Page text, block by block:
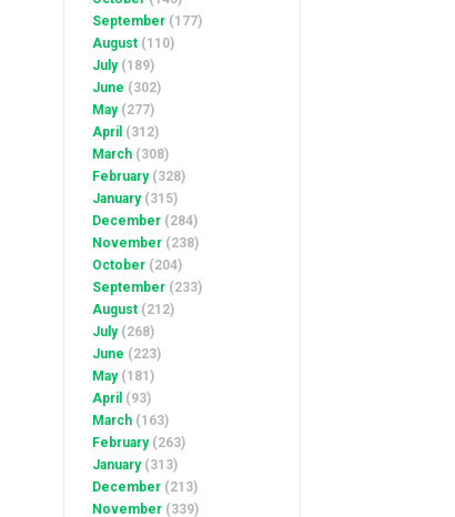
September (177)
August (110)
July(189)
June (302)
May(277)
April (312)
March (308)
February(328)
January(315)
December (284)
November (238)
October (204)
September (233)
August (212)
July(268)
June (223)
May(181)
April (93)
March (163)
February(263)
January(313)
December (213)
November (339)